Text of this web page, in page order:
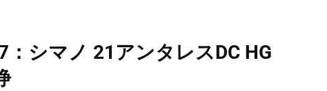
シマノ 21アンタレスDC HG